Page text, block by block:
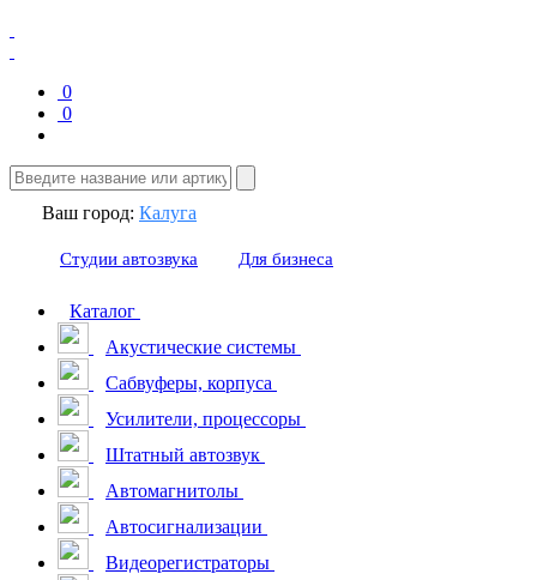
0
0
Ваш город: Калуга
Студии автозвука Для бизнеса
Каталог
Акустические системы
Сабвуферы, корпуса
Усилители, процессоры
Штатный автозвук
Автомагнитолы
Автосигнализации
Видеорегистраторы